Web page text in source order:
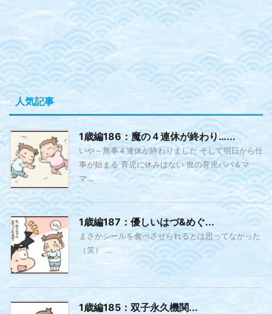
人気記事
1歳編186：魔の４連休が終わり…...
いや～無事４連休が終わりました そして明日から仕
事が始まる 育児に休みはない 世の育児パパ＆マ
マ...
1歳編187：優しいはづ&めぐ...
まさかシールを食べさせられるとは思ってなかった
（笑） ...
1歳編185：双子永久機関...